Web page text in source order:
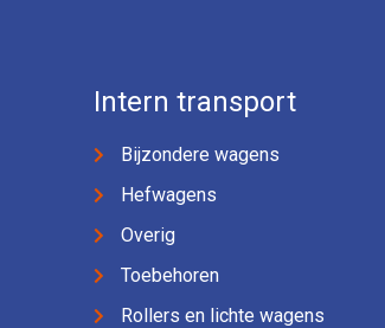
Intern transport
Bijzondere wagens
Hefwagens
Overig
Toebehoren
Rollers en lichte wagens